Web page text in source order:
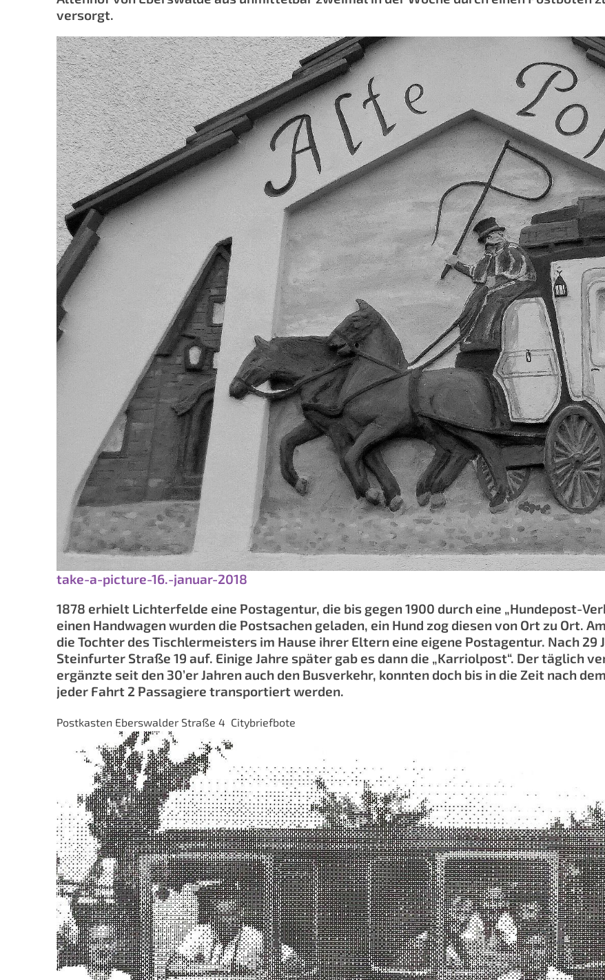
versorgt.
take-a-picture-16.-januar-2018
1878 erhielt Lichterfelde eine Postagentur, die bis gegen 1900 durch eine „Hundepost-
einen Handwagen wurden die Postsachen geladen, ein Hund zog diesen von Ort zu Ort.
die Tochter des Tischlermeisters im Hause ihrer Eltern eine eigene Postagentur. Nach 29
Steinfurter Straße 19 auf. Einige Jahre später gab es dann die „Karriolpost“. Der täglich
ergänzte seit den 30’er Jahren auch den Busverkehr, konnten doch bis in die Zeit nach
jeder Fahrt 2 Passagiere transportiert werden.
Postkasten Eberswalder Straße 4 Citybriefbote